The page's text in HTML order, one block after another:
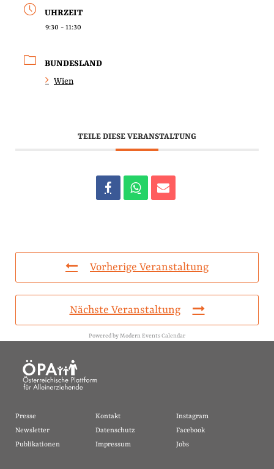
UHRZEIT
9:30 - 11:30
BUNDESLAND
Wien
TEILE DIESE VERANSTALTUNG
Vorherige Veranstaltung
Nächste Veranstaltung
Powered byModern Events Calendar
Presse
Newsletter
Publikationen
Kontakt
Datenschutz
Impressum
Instagram
Facebook
Jobs